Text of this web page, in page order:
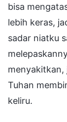
bisa
lebih keras,
sadar niatku
menyakitkan,
Tuhan
keliru.